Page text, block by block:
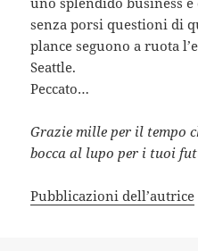
senza porsi questioni di
plance seguono a ruota
Seattle.
Peccato…
Grazie mille per il tempo
bocca al lupo per i tuoi
Pubblicazioni dell’autrice